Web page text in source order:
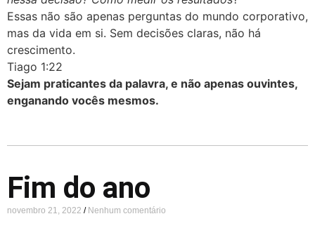
Essas não são apenas perguntas do mundo corporativo,
mas da vida em si. Sem decisões claras, não há
crescimento.
Tiago 1:22
Sejam praticantes da palavra, e não apenas ouvintes,
enganando vocês mesmos.
Fim do ano
novembro 21, 2022 Nenhum comentário